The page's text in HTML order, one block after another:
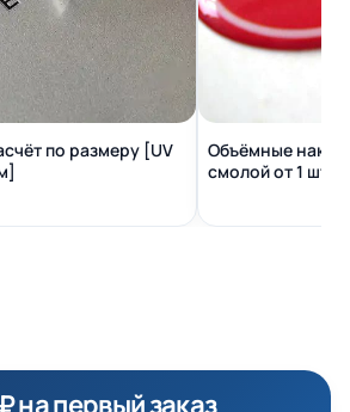
по размеру [UV
Объёмные
смолой от 1 шт.
на первый заказ